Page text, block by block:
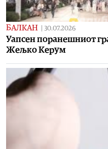
БАЛКАН 30.07.2026
Уапсен поранешниот
Жељко Керум